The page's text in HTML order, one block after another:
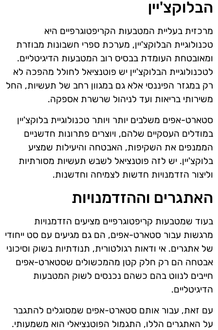
הבלוקצ'יין
מרכזית בעליית המטבעות הקריפטוגרפיים היא
טכנולוגיית הבלוקצ'יין, מערכת ספרי חשבונות מבוזרת
ומאובטחת העומדת בבסיס רוב המטבעות הדיגיטליים.
לטכנולוגיית הבלוקצ'יין יש פוטנציאל לחולל מהפכה לא
רק במגזר הפיננסי אלא גם במגוון רחב של תעשיות, החל
משירותי בריאות ועד לניהול שרשרת אספקה.
סטארט-אפים משלבים יותר ויותר טכנולוגיית בלוקצ'יין
במודלים העסקיים שלהם, ויוצרים פתרונות חדשניים
הממנפים את השקיפות, האבטחה והיעילות שמציע
בלוקצ'יין. יש לזה פוטנציאל לשבש תעשיות מסורתיות
וליצור הזדמנויות חדשות לצמיחה וחדשנות.
האתגרים וההזדמנויות
בעוד שמטבעות קריפטוגרפיים מציעים הזדמנויות
מרגשות עבור סטארט-אפים, הם גם מגיעים עם סט ייחודי
של אתגרים. אי ודאות רגולטורית, תנודתיות בשוק וסיכוני
אבטחה הם רק חלק קטן מהמכשולים שסטארט-אפים
חייבים לנווט בהם כשהם נכנסים לשוק המטבעות
הדיגיטליים.
עם זאת, עבור אותם סטארט-אפים שמסוגלים להתגבר
על האתגרים הללו, התגמול הפוטנציאלי הוא משמעותי.